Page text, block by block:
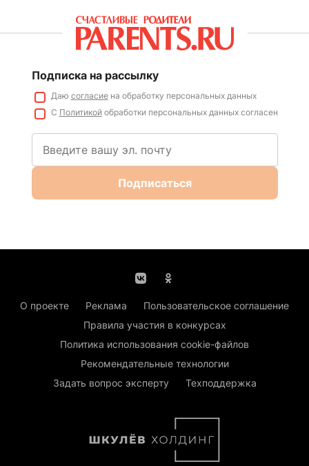
Подписка на рассылку
Даю согласиена обработку персональных данных
С Политикойобработки персональных данных согласен
Подписаться
О проекте Реклама
Пользовательское соглашение
Правила участия в конкурсах
Политика использования cookie-файлов
Рекомендательные технологии
Задать вопрос эксперту
Техподдержка